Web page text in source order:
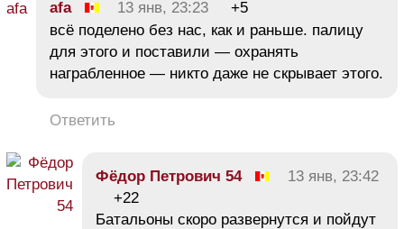
afa 13 янв, 23:23
+5
всё поделено без нас, как и раньше. палицу
для этого и поставили — охранять
награбленное — никто даже не скрывает этого.
Ответить
Фёдор Петрович 54
13 янв, 23:42
+22
Батальоны скоро развернутся и пойдут